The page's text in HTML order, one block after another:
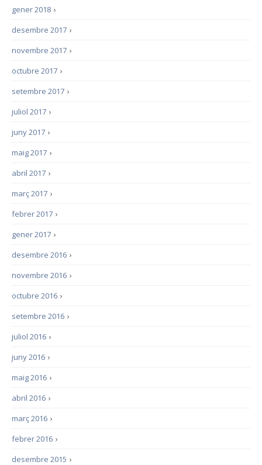
›
gener 2018
›
desembre 2017
›
novembre 2017
›
octubre 2017
›
setembre 2017
›
juliol 2017
›
juny 2017
›
maig 2017
›
abril 2017
›
març 2017
›
febrer 2017
›
gener 2017
›
desembre 2016
›
novembre 2016
›
octubre 2016
›
setembre 2016
›
juliol 2016
›
juny 2016
›
maig 2016
›
abril 2016
›
març 2016
›
febrer 2016
›
desembre 2015